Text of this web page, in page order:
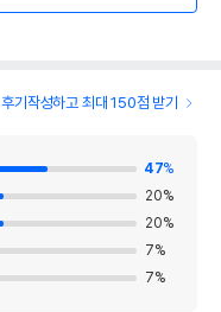
후기작성하고 최대 150점 받기
47%
20%
20%
7%
7%